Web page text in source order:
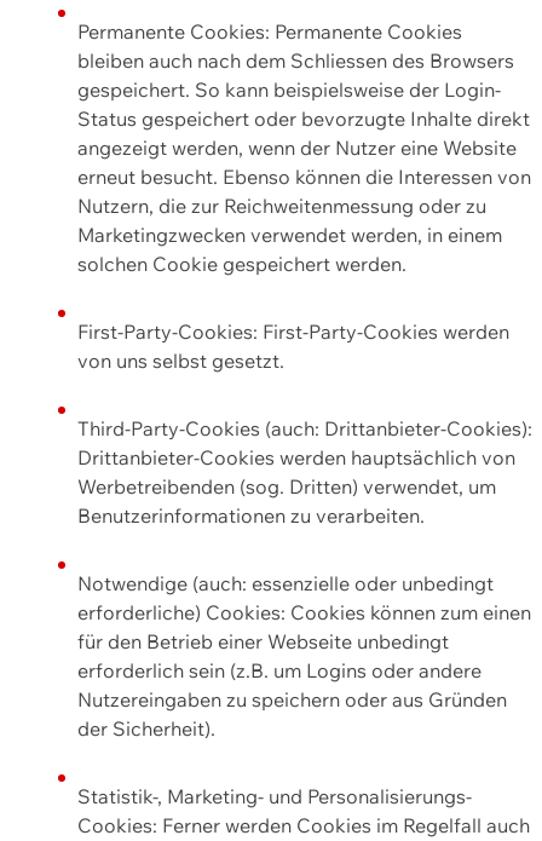
Permanente Cookies: Permanente Cookies
bleiben auch nach dem Schliessen des Browsers
gespeichert. So kann beispielsweise der Login-
Status gespeichert oder bevorzugte Inhalte direkt
angezeigt werden, wenn der Nutzer eine Website
erneut besucht. Ebenso können die Interessen von
Nutzern, die zur Reichweitenmessung oder zu
Marketingzwecken verwendet werden, in einem
solchen Cookie gespeichert werden.
First-Party-Cookies: First-Party-Cookies werden
von uns selbst gesetzt.
Third-Party-Cookies (auch: Drittanbieter-Cookies):
Drittanbieter-Cookies werden hauptsächlich von
Werbetreibenden (sog. Dritten) verwendet, um
Benutzerinformationen zu verarbeiten.
Notwendige (auch: essenzielle oder unbedingt
erforderliche) Cookies: Cookies können zum einen
für den Betrieb einer Webseite unbedingt
erforderlich sein (z.B. um Logins oder andere
Nutzereingaben zu speichern oder aus Gründen
der Sicherheit).
Statistik-, Marketing- und Personalisierungs-
Cookies: Ferner werden Cookies im Regelfall auch